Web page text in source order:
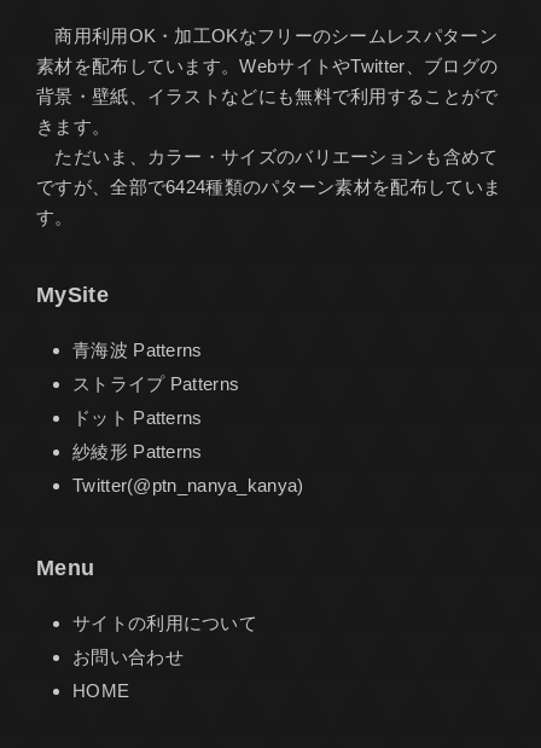
商用利用OK・加工OKなフリーのシームレスパターン
素材を配布しています。WebサイトやTwitter、ブログの
背景・壁紙、イラストなどにも無料で利用することがで
きます。
ただいま、カラー・サイズのバリエーションも含めて
ですが、全部で6424種類のパターン素材を配布していま
す。
MySite
青海波 Patterns
ストライプ Patterns
ドット Patterns
紗綾形 Patterns
Twitter(@ptn_nanya_kanya)
Menu
サイトの利用について
お問い合わせ
HOME